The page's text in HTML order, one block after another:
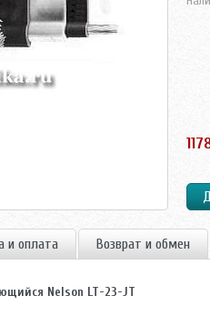
и оплата Возврат и обмен
Nelson LT-23-JT